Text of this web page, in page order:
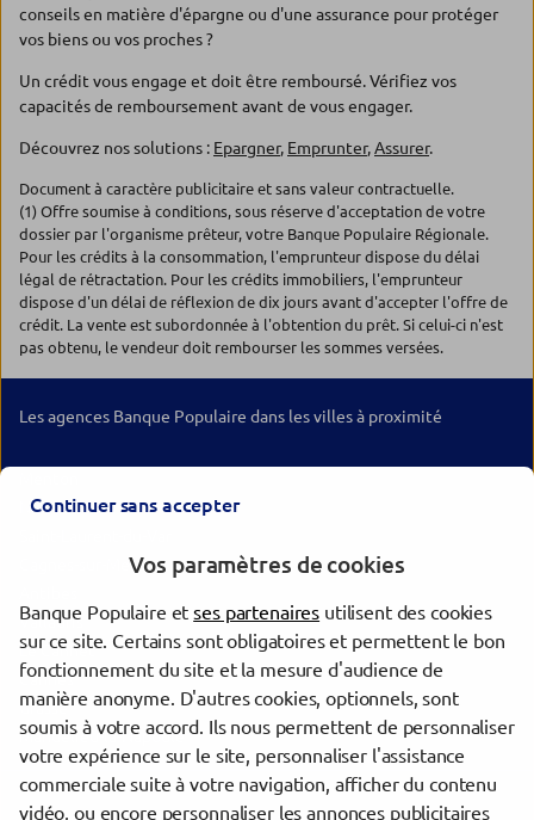
conseils en matière d'épargne ou d'une assurance pour protéger
vos biens ou vos proches ?
Un crédit vous engage et doit être remboursé. Vérifiez vos
capacités de remboursement avant de vous engager.
Découvrez nos solutions : Epargner, Emprunter,Assurer.
Document à caractère publicitaire et sans valeur contractuelle.
(1) Offre soumise à conditions, sous réserve d'acceptation de votre
dossier par l'organisme prêteur, votre Banque Populaire Régionale.
Pour les crédits à la consommation, l'emprunteur dispose du délai
légal de rétractation. Pour les crédits immobiliers, l'emprunteur
dispose d'un délai de réflexion de dix jours avant d'accepter l'offre de
crédit. La vente est subordonnée à l'obtention du prêt. Si celui-ci n'est
pas obtenu, le vendeur doit rembourser les sommes versées.
Les agences Banque Populaire dans les villes à proximité
Nice
Cagnes-sur-Mer
Vallauris
Le Cannet
Cannes
Grasse
Mandelieu-la-Napoule
Continuer sans accepter
Vos paramètres de cookies
Banque Populaire etses partenaires utilisent des cookies
sur ce site. Certains sont obligatoires et permettent le bon
fonctionnement du site et la mesure d'audience de
manière anonyme. D'autres cookies, optionnels, sont
soumis à votre accord. Ils nous permettent de personnaliser
votre expérience sur le site, personnaliser l'assistance
commerciale suite à votre navigation, afficher du contenu
vidéo, ou encore personnaliser les annonces publicitaires